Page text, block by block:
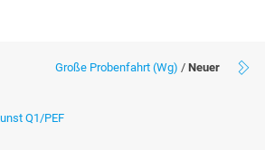
Große Probenfahrt (Wg) / Neuer
Q1/PEF